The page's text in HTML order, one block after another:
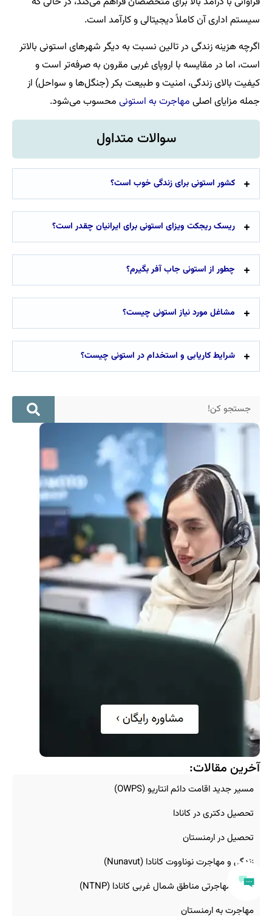
سیستم اداری آن کاملاً دیجیتالی و کارآمد است.
اگرچه هزینه زندگی در تالین نسبت به دیگر شهرهای استونی بالاتر
است، اما در مقایسه با اروپای غربی مقرون به صرفه‌تر است و
کیفیت بالای زندگی، امنیت و طبیعت بکر (جنگل‌ها و سواحل) از
جمله مزایای اصلی مهاجرت به استونی محسوب می‌شود.
سوالات متداول
کشور استونی برای زندگی خوب است؟
ریسک ریجکت ویزای استونی برای ایرانیان چقدر است؟
چطور از استونی جاب آفر بگیرم؟
مشاغل مورد نیاز استونی چیست؟
شرایط کاریابی و استخدام در استونی چیست؟
آخرین مقالات:
مسیر جدید اقامت دائم انتاریو (OWPS)
تحصیل دکتری در کانادا
تحصیل در ارمنستان
زندگی و مهاجرت نوناووت کانادا (Nunavut)
برنامه مهاجرتی مناطق شمال غربی کانادا (NTNP)
مهاجرت به ارمنستان